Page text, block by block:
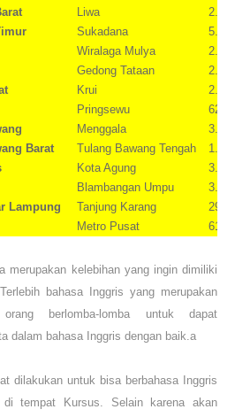
Liwa
Sukadana
Wiralaga Mulya
Gedong Tataan
Krui
Pringsewu
Menggala
Barat Tulang Bawang Tengah
Kota Agung
Blambangan Umpu
Lampung Tanjung Karang
Metro Pusat
merupakan kelebihan yang ingin dimiliki
bahasa Inggris yang merupakan
berlomba-lomba untuk dapat
dalam bahasa Inggris dengan baik.a
dilakukan untuk bisa berbahasa Inggris
tempat Kursus. Selain karena akan